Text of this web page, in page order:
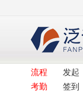
流程 发起
考勤
签到